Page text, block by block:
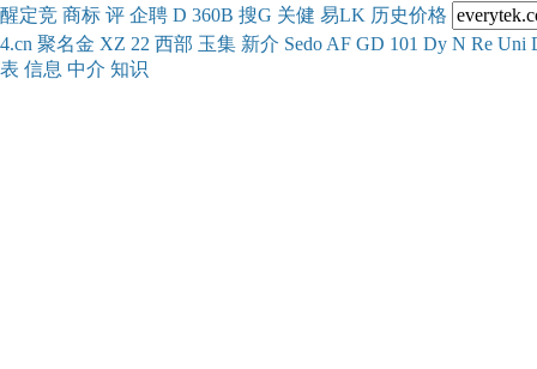
醒定竞 商标 评 企聘 D 360B 搜G 关健 易LK 历史价格
4.cn 聚名金 XZ 22 西部 玉集 新介 Sedo AF GD 101 Dy N Re Uni
表 信息 中介 知识